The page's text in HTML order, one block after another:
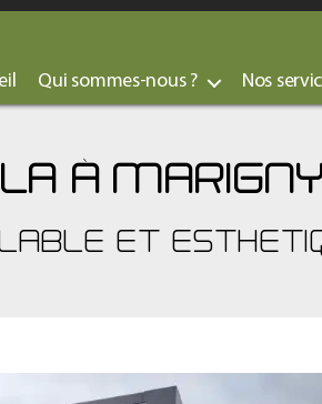
Qui sommes-nous ? Nos
À
ET